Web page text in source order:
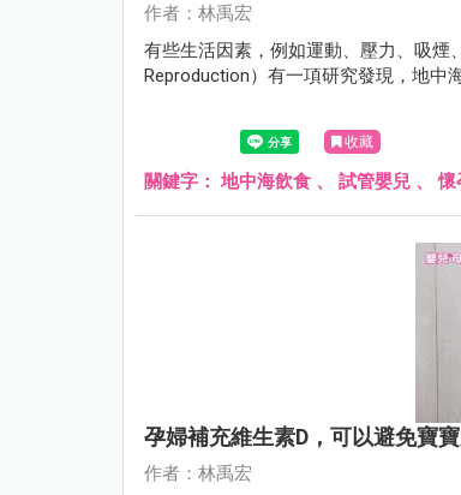
作者：林禹宏
有些生活因素，例如運動、壓力、吸煙
Reproduction）有一項研究發現，地中
收藏
關鍵字： 地中海飲食 、 試管嬰兒 、懷
孕婦補充維生素D，可以避免寶
作者：林禹宏